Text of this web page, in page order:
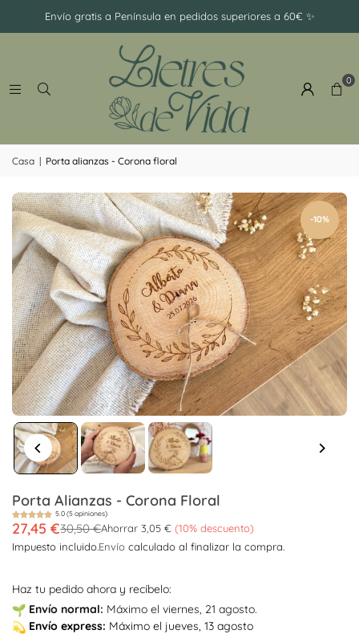
Envío gratis a Península en pedidos superiores a 60€ ✨
0
Casa | Porta alianzas - Corona floral
-10%
Porta Alianzas - Corona Floral
5.0 (5 opiniones)
Precio
habitual
27,45 €30,50 €Ahorrar 3,05 € (10% descuento)
Impuesto incluido.Envío calculado al finalizar la compra.
Haz tu pedido ahora y recíbelo:
Envíonormal: Máximo el viernes, 21 agosto.
Envíoexpress: Máximo el jueves, 13 agosto
Ramillete